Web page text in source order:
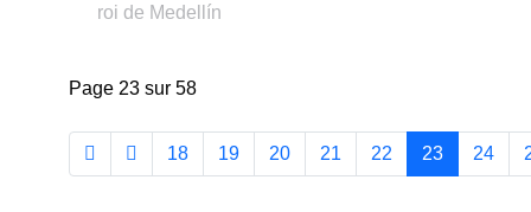
roi de Medellín
Page 23 sur 58
18 19 20 21 22 23 24